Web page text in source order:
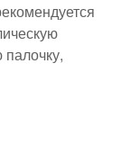
палочку,